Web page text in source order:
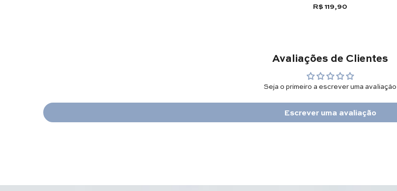
R$ 119,90
Avaliações de Clientes
Seja o primeiro a escrever uma avaliação
Escrever uma avaliação